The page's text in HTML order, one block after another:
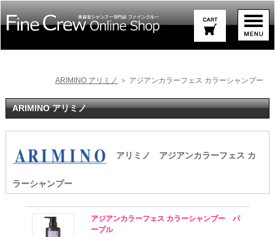
ARIMINO アリミノ ＞ アジアンカラーフェス カラーシャンプー
ARIMINO アリミノ
アリミノ アジアンカラーフェス カ
ラーシャンプー
アジアンカラーフェス カラーシャンプー パ
ープル